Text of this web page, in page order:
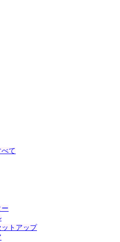
て
トアップ